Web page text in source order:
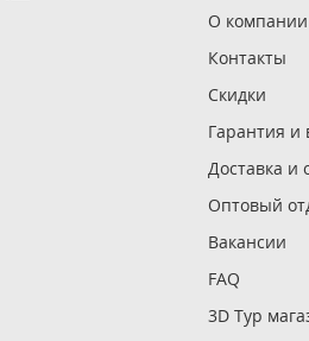
О компании
Контакты
Скидки
Гарантия и
Доставка и
Оптовый
Вакансии
FAQ
3D Тур